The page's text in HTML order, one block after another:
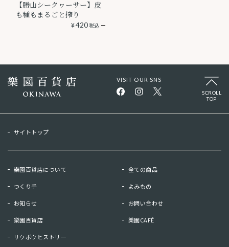
【勝山シークヮーサー】皮
も種もまるごと搾り
¥420税込
VISIT OUR SNS
SCROLL
TOP
サイトトップ
樂園百貨店について 全ての商品
つくり手 よみもの
お知らせ お問い合わせ
樂園百貨店 樂園CAFÉ
リウボウヒストリー